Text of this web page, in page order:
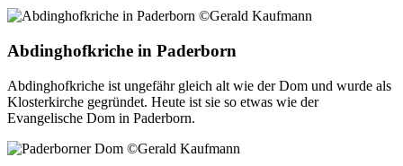
Abdinghofkriche in Paderborn
Abdinghofkriche ist ungefähr gleich alt wie der Dom und wurde als
Klosterkirche gegründet. Heute ist sie so etwas wie der
Evangelische Dom in Paderborn.